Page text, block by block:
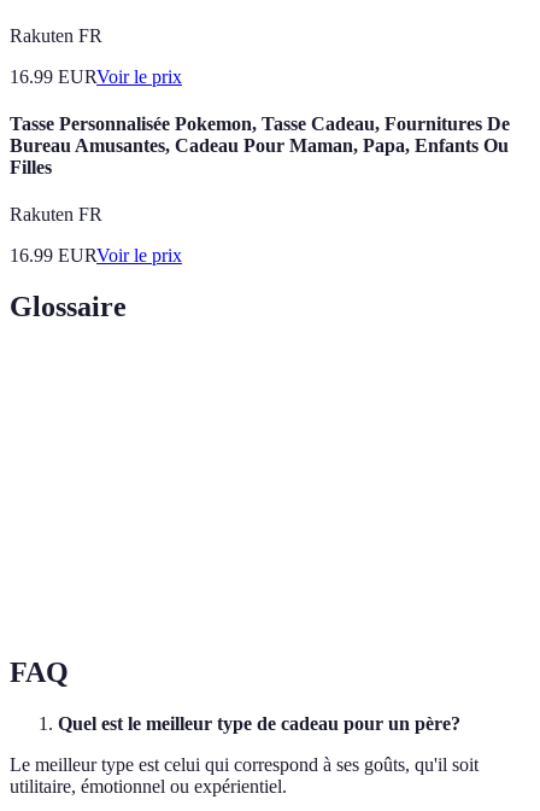
Rakuten FR
16.99 EURVoir le prix
Tasse Personnalisée Pokemon, Tasse Cadeau, Fournitures De
Bureau Amusantes, Cadeau Pour Maman, Papa, Enfants Ou
Filles
Rakuten FR
16.99 EURVoir le prix
Glossaire
FAQ
Quel est le meilleur type de cadeau pour un père?
Le meilleur type est celui qui correspond à ses goûts, qu'il soit
utilitaire, émotionnel ou expérientiel.